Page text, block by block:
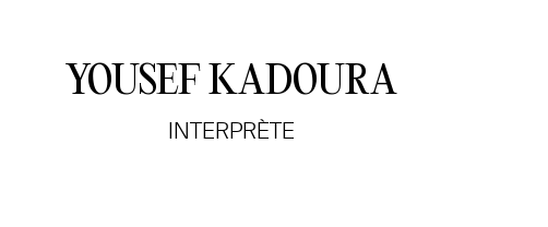
YOUSEF KADOURA
INTERPRÈTE